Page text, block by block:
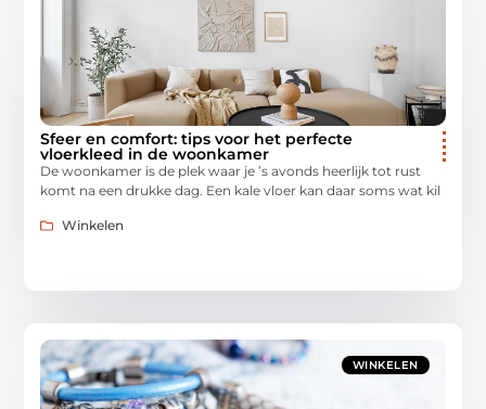
Sfeer en comfort: tips voor het perfecte
vloerkleed in de woonkamer
De woonkamer is de plek waar je ’s avonds heerlijk tot rust
komt na een drukke dag. Een kale vloer kan daar soms wat kil
Winkelen
WINKELEN